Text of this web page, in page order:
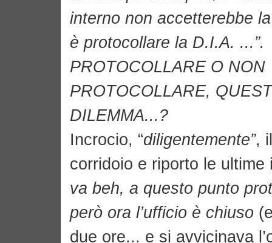
interno non accetterebbe
è protocollare la D.I.A. ...”.
PROTOCOLLARE O NON
PROTOCOLLARE,
DILEMMA...?
Incrocio, “diligentemente”,
corridoio e riporto le
va beh, a questo punto
però ora l’ufficio è chiuso
due ore... e si avvicinava